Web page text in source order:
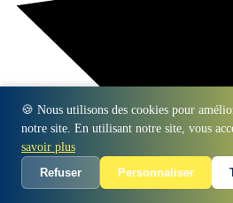
🍪 Nous utilisons des cookies pour
notre site. En utilisant notre site, vous
savoir plus
Refuser
Personnaliser